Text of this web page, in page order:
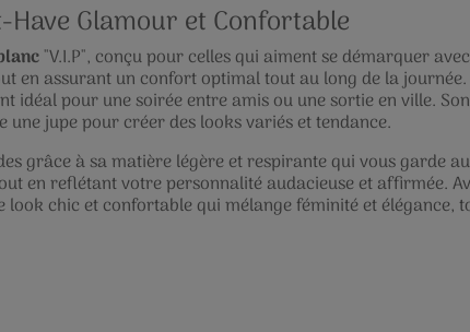
Glamour et Confortable
"V.I.P", conçu pour celles qui aiment se démarquer
en assurant un confort optimal tout au long de la
idéal pour une soirée entre amis ou une sortie en ville.
jupe pour créer des looks variés et tendance.
grâce à sa matière légère et respirante qui vous garde
en reflétant votre personnalité audacieuse et affirmée.
look chic et confortable qui mélange féminité et